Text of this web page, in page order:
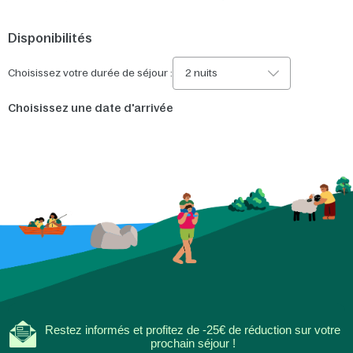
Disponibilités
Choisissez votre durée de séjour : 2 nuits
Choisissez une date d'arrivée
Restez informés et profitez de -25€ de réduction sur votre
prochain séjour !